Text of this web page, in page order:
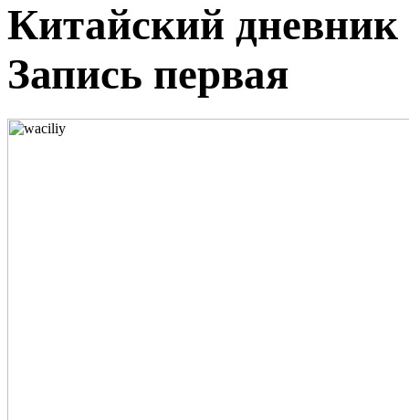
Китайский дневник
Запись первая